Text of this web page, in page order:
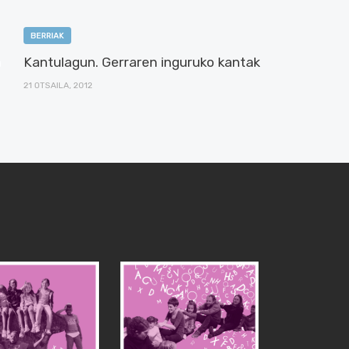
BERRIAK
Kantulagun. Gerraren inguruko kantak
21 OTSAILA, 2012